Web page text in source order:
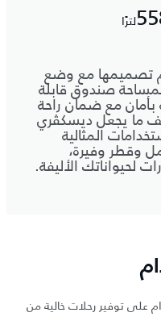
لترًا
تصميمها مع وضع
صندوق قابلة
بأمان مع ضمان راحة
ما يجعل ديسكڤري
المثالية
وقطر وفيرة،
لحيواناتك الأليفة.
على توفير رحلات خالية من